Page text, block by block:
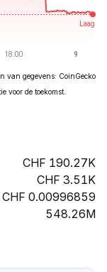
van gegevens: CoinGecko
voor de toekomst.
190.27K
3.51K
0.00996859
548.26M